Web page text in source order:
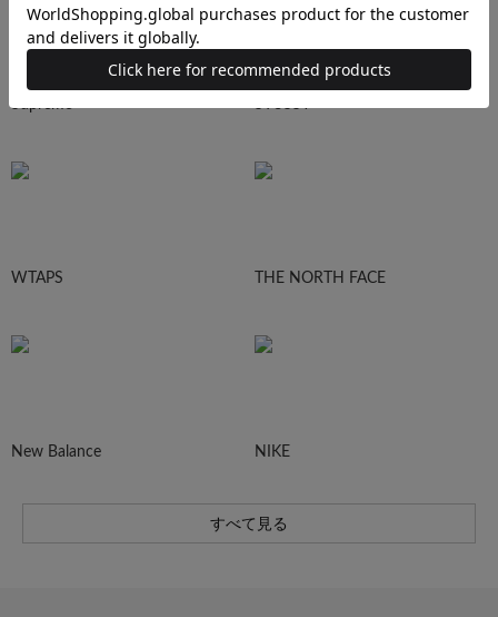
Supreme
WTAPS THE NORTH FACE
New Balance NIKE
すべて見る